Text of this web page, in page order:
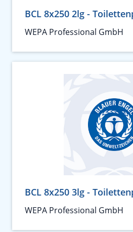
BCL 8x250 2lg -
WEPA Professional GmbH
BCL 8x250 3lg -
WEPA Professional GmbH